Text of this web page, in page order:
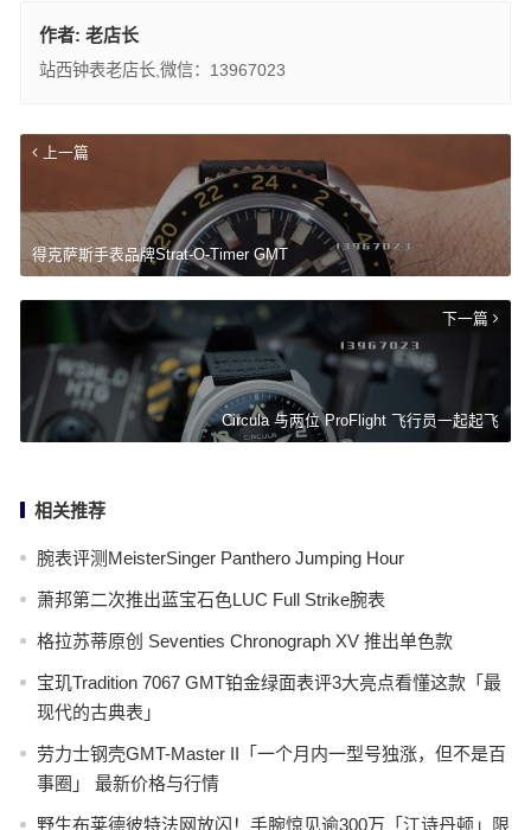
作者: 老店长
站西钟表老店长,微信：13967023
上一篇
得克萨斯手表品牌Strat-O-Timer GMT
下一篇
Circula 与两位 ProFlight 飞行员一起起飞
相关推荐
腕表评测MeisterSinger Panthero Jumping Hour
萧邦第二次推出蓝宝石色LUC Full Strike腕表
格拉苏蒂原创 Seventies Chronograph XV 推出单色款
宝玑Tradition 7067 GMT铂金绿面表评3大亮点看懂这款「最
现代的古典表」
劳力士钢壳GMT-Master II「一个月内一型号独涨，但不是百
事圈」 最新价格与行情
野生布莱德彼特法网放闪！手腕惊见逾300万「江诗丹顿」限